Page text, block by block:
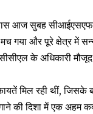
आज सुबह
गया और पूरे क्षेत्र में
के अधिकारी
मिल रही थीं, जिसके
की दिशा में एक अहम